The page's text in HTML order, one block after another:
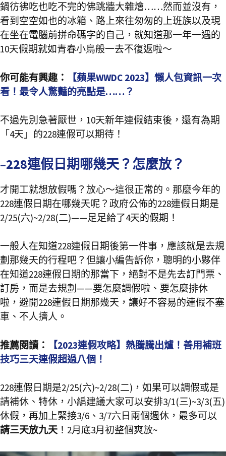
鍋彷彿吃也吃不完的佛跳牆大雜燴……然而並沒有，
看到空空如也的冰箱、路上來往匆匆的上班族以及現
在坐在電腦前拼命碼字的自己，就知道那一年一遇的
10天假期就如青春小鳥般一去不復返啦～
你可能有興趣：
【蘋果WWDC 2023】懶人包資訊一次
看！最令人驚豔的亮點是……？
不過先別急著厭世，10天新年連假結束後，還有為期
「4天」的228連假可以期待！
–228連假日期哪幾天？怎麼放？
才開工就想放假嗎？放心～這很正常的。那麼今年的
228連假日期在哪幾天呢？政府公佈的228連假日期是
2/25(六)~2/28(二)——足足給了4天的假期！
一般人在知道228連假日期後第一件事，應該就是去規
劃那幾天的行程吧？但讓小編告訴你，聰明的小夥伴
在知道228連假日期的那當下，絕對不是先去訂門票、
訂房，而是去規劃——要怎麼調假啦、要怎麼排休
啦，避開228連假日期那幾天，讓好不容易的連假不塞
車、不人擠人。
推薦閱讀：
【2023連假攻略】熱騰騰出爐！善用補班
技巧三天連假超過八個！
228連假日期是2/25(六)~2/28(二)，如果可以調假或是
請補休、特休，小編建議大家可以安排3/1(三)~3/3(五)
休假，再加上緊接3/6、3/7六日兩個週休，最多可以
請三天放九天！2月底3月初整個爽放~